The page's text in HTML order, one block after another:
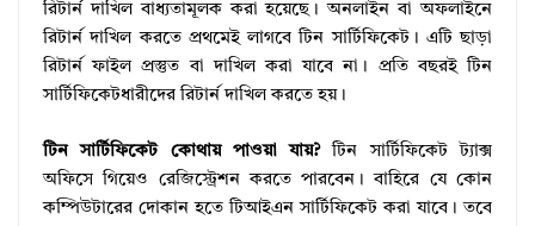
রিটার্ন দাখিল বাধ্যতামূলক করা হয়েছে। অনলাইন বা অফলাইনে
রিটার্ন দাখিল করতে প্রথমেই লাগবে টিন সার্টিফিকেট। এটি ছাড়া
রিটার্ন ফাইল প্রস্তুত বা দাখিল করা যাবে না। প্রতি বছরই টিন
সার্টিফিকেটধারীদের রিটার্ন দাখিল করতে হয়।
টিন সার্টিফিকেট কোথায় পাওয়া যায়?টিন সার্টিফিকেট ট্যাক্স
অফিসে গিয়েও রেজিস্ট্রেশন করতে পারবেন। বাহিরে যে কোন
কম্পিউটারের দোকান হতে টিআইএন সার্টিফিকেট করা যাবে। তবে